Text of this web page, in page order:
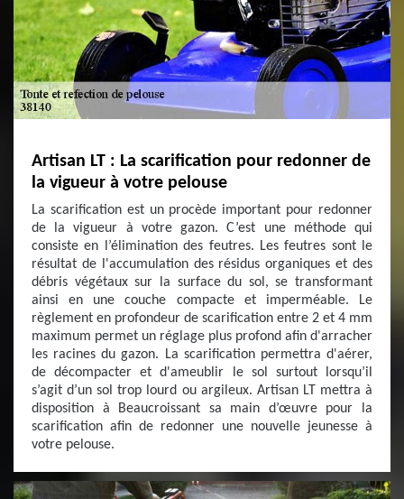
Artisan LT : La scarification pour redonner de
la vigueur à votre pelouse
La scarification est un procède important pour redonner
de la vigueur à votre gazon. C’est une méthode qui
consiste en l’élimination des feutres. Les feutres sont le
résultat de l'accumulation des résidus organiques et des
débris végétaux sur la surface du sol, se transformant
ainsi en une couche compacte et imperméable. Le
règlement en profondeur de scarification entre 2 et 4 mm
maximum permet un réglage plus profond afin d'arracher
les racines du gazon. La scarification permettra d'aérer,
de décompacter et d'ameublir le sol surtout lorsqu’il
s’agit d’un sol trop lourd ou argileux. Artisan LT mettra à
disposition à Beaucroissant sa main d’œuvre pour la
scarification afin de redonner une nouvelle jeunesse à
votre pelouse.